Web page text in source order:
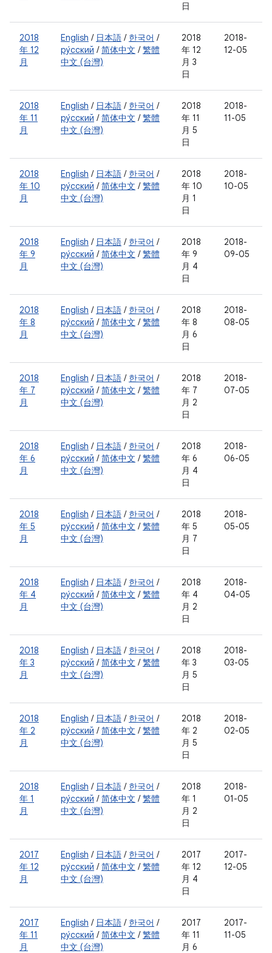
日
2018
年 12
月
English / 日本語 / 한국어 /
ру́сский /简体中文 /繁體
中文 (台灣)
2018
年 12
月 3
日
2018-
12-05
2018
年 11
月
English / 日本語 / 한국어 /
ру́сский /简体中文 /繁體
中文 (台灣)
2018
年 11
月 5
日
2018-
11-05
2018
年 10
月
English / 日本語 / 한국어 /
ру́сский /简体中文 /繁體
中文 (台灣)
2018
年 10
月 1
日
2018-
10-05
2018
年 9
月
English / 日本語 / 한국어 /
ру́сский /简体中文 /繁體
中文 (台灣)
2018
年 9
月 4
日
2018-
09-05
2018
年 8
月
English / 日本語 / 한국어 /
ру́сский /简体中文 /繁體
中文 (台灣)
2018
年 8
月 6
日
2018-
08-05
2018
年 7
月
English / 日本語 / 한국어 /
ру́сский /简体中文 /繁體
中文 (台灣)
2018
年 7
月 2
日
2018-
07-05
2018
年 6
月
English / 日本語 / 한국어 /
ру́сский /简体中文 /繁體
中文 (台灣)
2018
年 6
月 4
日
2018-
06-05
2018
年 5
月
English / 日本語 / 한국어 /
ру́сский /简体中文 /繁體
中文 (台灣)
2018
年 5
月 7
日
2018-
05-05
2018
年 4
月
English / 日本語 / 한국어 /
ру́сский /简体中文 /繁體
中文 (台灣)
2018
年 4
月 2
日
2018-
04-05
2018
年 3
月
English / 日本語 / 한국어 /
ру́сский /简体中文 /繁體
中文 (台灣)
2018
年 3
月 5
日
2018-
03-05
2018
年 2
月
English / 日本語 / 한국어 /
ру́сский /简体中文 /繁體
中文 (台灣)
2018
年 2
月 5
日
2018-
02-05
2018
年 1
月
English / 日本語 / 한국어 /
ру́сский /简体中文 /繁體
中文 (台灣)
2018
年 1
月 2
日
2018-
01-05
2017
年 12
月
English / 日本語 / 한국어 /
ру́сский /简体中文 /繁體
中文 (台灣)
2017
年 12
月 4
日
2017-
12-05
2017
年 11
月
English / 日本語 / 한국어 /
ру́сский /简体中文 /繁體
中文 (台灣)
2017
年 11
月 6
2017-
11-05